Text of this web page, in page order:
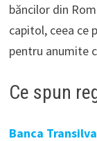
băncilor din
capitol, ceea ce
pentru anumite
Ce spun
Banca